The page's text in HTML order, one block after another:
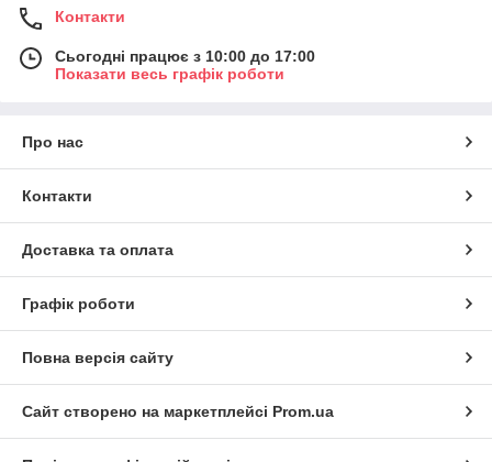
Контакти
Сьогодні працює з 10:00 до 17:00
Показати весь графік роботи
Про нас
Контакти
Доставка та оплата
Графік роботи
Повна версія сайту
Сайт створено на маркетплейсі Prom.ua